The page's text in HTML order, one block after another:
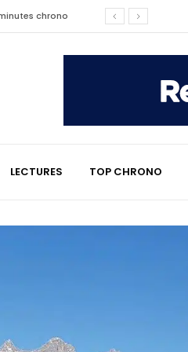
chrono
le témoignage émouvant de
chrono
divisent déjà la
LECTURES TOP CHRONO